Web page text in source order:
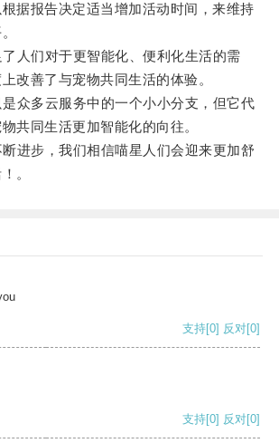
据报告决定适当增加活动时间，来维持
们对于更智能化、便利化生活的需
改善了与宠物共同生活的体验。
多云服务中的一个小小分支，但它代
共同生活更加智能化的向往。
步，我们相信喵星人们会迎来更加舒
。
支持[0] 反对[0]
支持[0] 反对[0]